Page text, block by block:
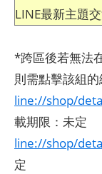
LINE最新主題交
*跨區後若無法
則需點擊該組
line://shop/
載期限：未定
line://shop/
定